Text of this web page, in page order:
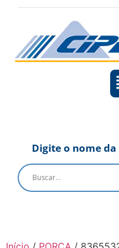
Digite o nome